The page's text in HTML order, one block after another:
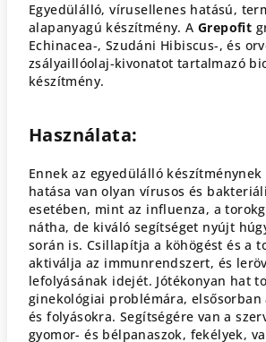
Egyedülálló, vírusellenes hatású,
alapanyagú készítmény. A Grepofit
Echinacea-, Szudáni Hibiscus-, és
zsályaillóolaj-kivonatot tartalmazó
készítmény.
Használata:
Ennek az egyedülálló
hatása van olyan vírusos és
esetében, mint az influenza, a
nátha, de kiváló segítséget nyújt
során is. Csillapítja a köhögést és a
aktiválja az immunrendszert, és
lefolyásának idejét. Jótékonyan hat
ginekológiai problémára, elsősorban
és folyásokra. Segítségére van a
gyomor- és bélpanaszok, fekélyek,